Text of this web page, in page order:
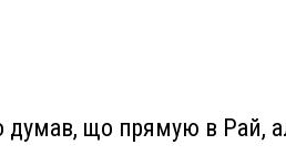
думав, що прямую в Рай,